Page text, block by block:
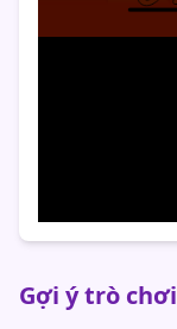
Gợi ý trò chơi